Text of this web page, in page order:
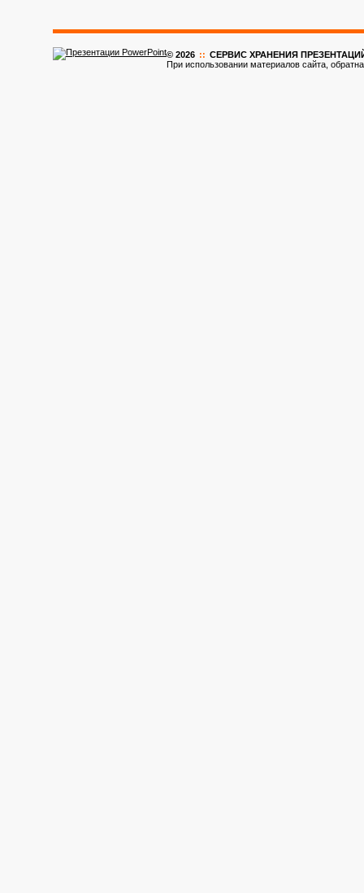
© 2026 :: CЕРВИС ХРАНЕНИЯ ПРЕЗЕНТАЦИЙ
При использовании материалов сайта,